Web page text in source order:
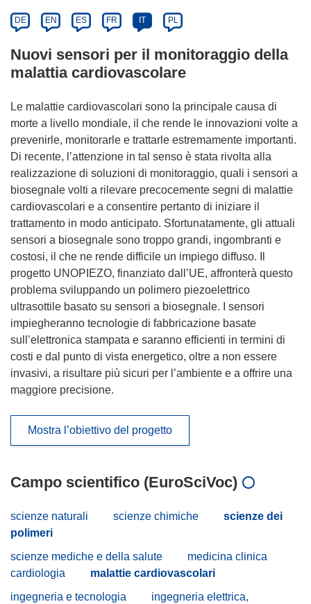
DE EN ES FR IT PL
Nuovi sensori per il monitoraggio della
malattia cardiovascolare
Le malattie cardiovascolari sono la principale causa di
morte a livello mondiale, il che rende le innovazioni volte a
prevenirle, monitorarle e trattarle estremamente importanti.
Di recente, l’attenzione in tal senso è stata rivolta alla
realizzazione di soluzioni di monitoraggio, quali i sensori a
biosegnale volti a rilevare precocemente segni di malattie
cardiovascolari e a consentire pertanto di iniziare il
trattamento in modo anticipato. Sfortunatamente, gli attuali
sensori a biosegnale sono troppo grandi, ingombranti e
costosi, il che ne rende difficile un impiego diffuso. Il
progetto UNOPIEZO, finanziato dall’UE, affronterà questo
problema sviluppando un polimero piezoelettrico
ultrasottile basato su sensori a biosegnale. I sensori
impiegheranno tecnologie di fabbricazione basate
sull’elettronica stampata e saranno efficienti in termini di
costi e dal punto di vista energetico, oltre a non essere
invasivi, a risultare più sicuri per l’ambiente e a offrire una
maggiore precisione.
Mostra l’obiettivo del progetto
Campo scientifico (EuroSciVoc)
scienze naturali scienze chimiche
scienze dei
polimeri
scienze mediche e della salute
medicina clinica
cardiologia
malattie cardiovascolari
ingegneria e tecnologia
ingegneria elettrica,